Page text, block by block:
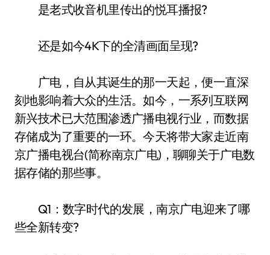
是老式收音机里传出的悦耳播报?
还是如今4K下的全清画面呈现?
广电，自从其诞生的那一天起，便一直深
刻地影响着大众的生活。如今，一系列互联网
新兴技术已大范围渗透广播电视行业，而数据
存储成为了重要的一环。今天将带大家走近南
京广播电视台(简称南京广电)，聊聊关于广电数
据存储的那些事。
Q1：数字时代的发展，南京广电迎来了哪
些全新转变?